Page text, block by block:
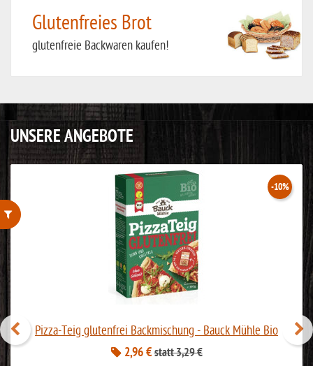
Glutenfreies Brot
glutenfreie Backwaren kaufen!
UNSERE ANGEBOTE
Pizza-Teig glutenfrei Backmischung - Bauck Mühle Bio
2,96 €
-10%
statt 3,29 €